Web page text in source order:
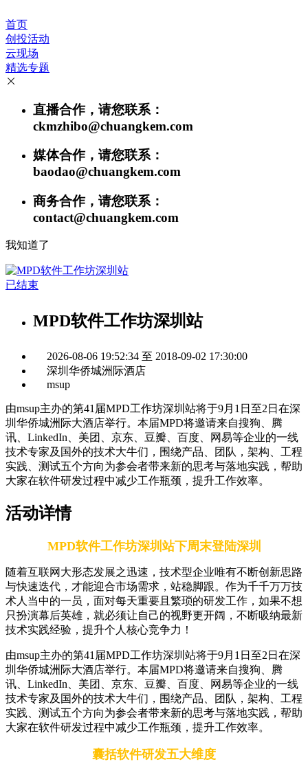
首页
创投活动
云现场
精选专题
直播合作，请您联系：
ckmzhibo@chuangkem.com
媒体合作，请您联系：
baodao@chuangkem.com
商务合作，请您联系：
contact@chuangkem.com
我知道了
已结束
MPD软件工作坊深圳站
2026-08-06 19:52:34 至 2018-09-02 17:30:00
深圳华侨城洲际酒店
msup
由msup主办的第41届MPD工作坊深圳站将于9月1日至2日在深
圳华侨城洲际大酒店举行。本届MPD将邀请来自搜狗、腾
讯、LinkedIn、美团、京东、豆瓣、百度、网易等企业的一线
技术专家及国外的技术大牛们，围绕产品、团队，架构、工程
实践、测试五个方向为参会者带来新的思考与落地实践，帮助
大家在软件研发过程中减少工作瓶颈，提升工作效率。
活动详情
MPD软件工作坊深圳站下周末登陆深圳
随着互联网大形态发展之迅速，技术型企业唯有不断创新思路
与快速迭代，才能迎合市场需求，站稳脚跟。作为千千万万技
术人当中的一员，面对每天重要且繁琐的研发工作，如果不想
只扮演幕后英雄，就必须让自己的视野更开阔，不断吸纳最新
技术实践经验，提升个人核心竞争力！
由msup主办的第41届MPD工作坊深圳站将于9月1日至2日在深
圳华侨城洲际大酒店举行。本届MPD将邀请来自搜狗、腾
讯、LinkedIn、美团、京东、豆瓣、百度、网易等企业的一线
技术专家及国外的技术大牛们，围绕产品、团队，架构、工程
实践、测试五个方向为参会者带来新的思考与落地实践，帮助
大家在软件研发过程中减少工作瓶颈，提升工作效率。
囊括软件研发五大维度